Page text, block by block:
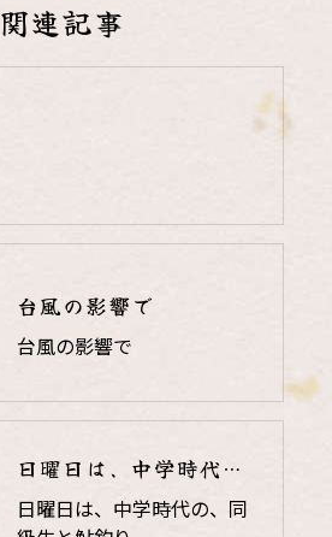
関連記事
台風の影響で
台風の影響で
日曜日は、中学時代の、同級生と鮎釣り
日曜日は、中学時代の、同